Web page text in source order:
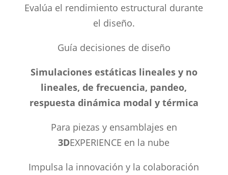
Evalúa el rendimiento estructural durante
el diseño.
Guía decisiones de diseño
Simulaciones estáticas lineales y no
lineales, de frecuencia, pandeo,
respuesta dinámica modal y térmica
Para piezas y ensamblajes en
3DEXPERIENCE en la nube
Impulsa la innovación y la colaboración